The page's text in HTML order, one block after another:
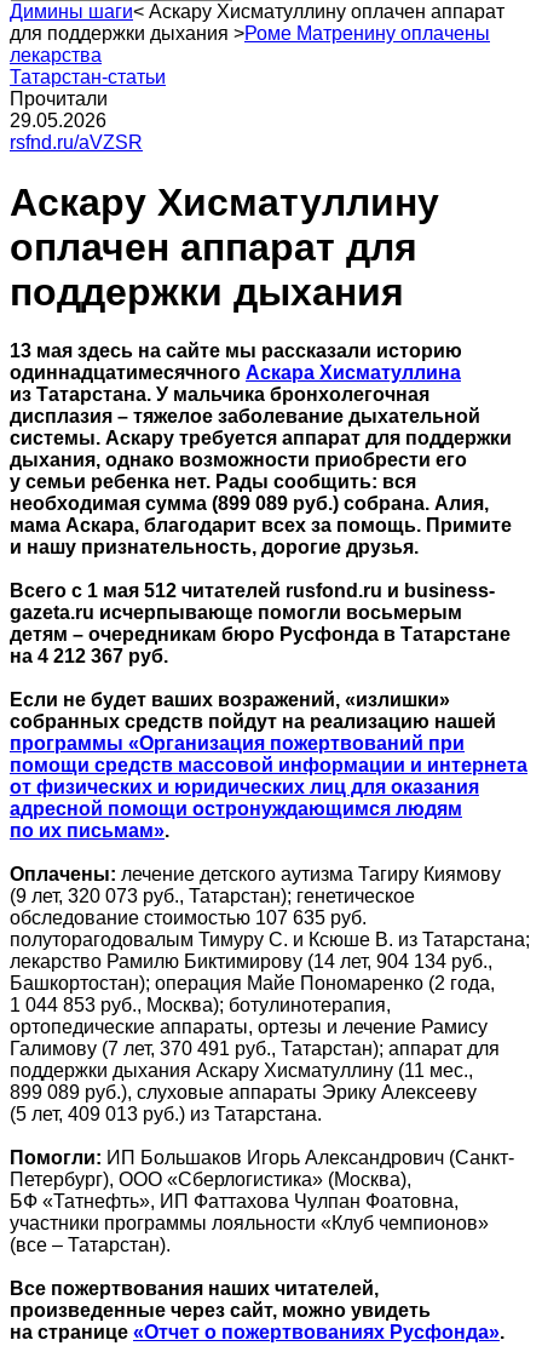
Димины шаги< Аскару Хисматуллину оплачен аппарат
для поддержки дыхания >Роме Матренину оплачены
лекарства
Татарстан-статьи
Прочитали
29.05.2026
rsfnd.ru/aVZSR
Аскару Хисматуллину
оплачен аппарат для
поддержки дыхания
13 мая здесь на сайте мы рассказали историю
одиннадцатимесячного Аскара Хисматуллина
из Татарстана. У мальчика бронхолегочная
дисплазия – тяжелое заболевание дыхательной
системы. Аскару требуется аппарат для поддержки
дыхания, однако возможности приобрести его
у семьи ребенка нет. Рады сообщить: вся
необходимая сумма (899 089 руб.) собрана. Алия,
мама Аскара, благодарит всех за помощь. Примите
и нашу признательность, дорогие друзья.
Всего с 1 мая 512 читателей rusfond.ru и business-
gazeta.ru исчерпывающе помогли восьмерым
детям – очередникам бюро Русфонда в Татарстане
на 4 212 367 руб.
Если не будет ваших возражений, «излишки»
собранных средств пойдут на реализацию нашей
программы «Организация пожертвований при
помощи средств массовой информации и интернета
от физических и юридических лиц для оказания
адресной помощи остронуждающимся людям
по их письмам».
Оплачены: лечение детского аутизма Тагиру Киямову
(9 лет, 320 073 руб., Татарстан); генетическое
обследование стоимостью 107 635 руб.
полуторагодовалым Тимуру С. и Ксюше В. из Татарстана;
лекарство Рамилю Биктимирову (14 лет, 904 134 руб.,
Башкортостан); операция Майе Пономаренко (2 года,
1 044 853 руб., Москва); ботулинотерапия,
ортопедические аппараты, ортезы и лечение Рамису
Галимову (7 лет, 370 491 руб., Татарстан); аппарат для
поддержки дыхания Аскару Хисматуллину (11 мес.,
899 089 руб.), слуховые аппараты Эрику Алексееву
(5 лет, 409 013 руб.) из Татарстана.
Помогли: ИП Большаков Игорь Александрович (Санкт-
Петербург), ООО «Сберлогистика» (Москва),
БФ «Татнефть», ИП Фаттахова Чулпан Фоатовна,
участники программы лояльности «Клуб чемпионов»
(все – Татарстан).
Все пожертвования наших читателей,
произведенные через сайт, можно увидеть
на странице «Отчет о пожертвованиях Русфонда».